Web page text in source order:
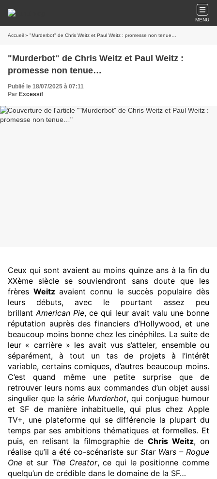
MENU
Accueil » "Murderbot" de Chris Weitz et Paul Weitz : promesse non tenue…
"Murderbot" de Chris Weitz et Paul Weitz :
promesse non tenue…
Publié le 18/07/2025 à 07:11
Par Excessif
Ceux qui sont avaient au moins quinze ans à la fin du
XXème siècle se souviendront sans doute que les
frères Weitz avaient connu le succès populaire dès
leurs débuts, avec le pourtant assez peu
brillant American Pie, ce qui leur avait valu une bonne
réputation auprès des financiers d’Hollywood, et une
beaucoup moins bonne chez les cinéphiles. La suite de
leur « carrière » les avait vus s’atteler, ensemble ou
séparément, à tout un tas de projets à l’intérêt
variable, certains comiques, d’autres beaucoup moins.
C’est quand même une petite surprise que de
retrouver leurs noms aux commandes d’un objet aussi
singulier que la série Murderbot, qui conjugue humour
et SF de manière inhabituelle, qui plus chez Apple
TV+, une plateforme qui se différencie la plupart du
temps par ses ambitions thématiques et formelles. Et
puis, en relisant la filmographie de Chris Weitz, on
réalise qu’il a été co-scénariste sur Star Wars – Rogue
One et sur The Creator, ce qui le positionne comme
quelqu’un de crédible dans le domaine de la SF…